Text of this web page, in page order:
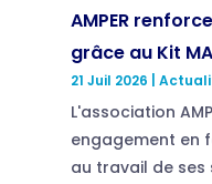
AMPER
grâce au Kit
21 Juil 2026
L'association
engagement en
au travail de ses